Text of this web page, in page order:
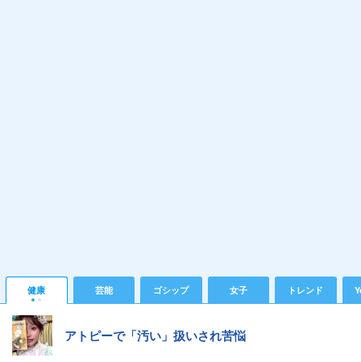
健康 芸能 ゴシップ 女子 トレンド
アトピーで「汚い」扱いされ苦悩